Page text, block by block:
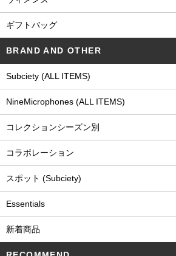
ギフトバッグ
BRAND AND OTHER
Subciety (ALL ITEMS)
NineMicrophones (ALL ITEMS)
コレクションシーズン別
コラボレーション
スポット (Subciety)
Essentials
新着商品